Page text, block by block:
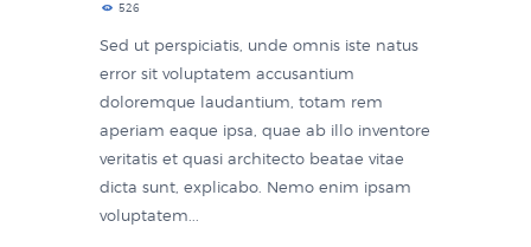
526
Sed ut perspiciatis, unde omnis iste natus
error sit voluptatem accusantium
doloremque laudantium, totam rem
aperiam eaque ipsa, quae ab illo inventore
veritatis et quasi architecto beatae vitae
dicta sunt, explicabo. Nemo enim ipsam
voluptatem...